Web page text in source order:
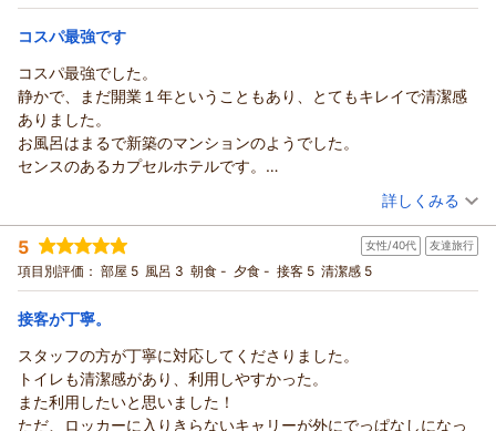
スタッフからの声かけなどを通じて、改善に努めてまいりま
す。
安心してご利用いただける環境づくりに努めてまいります。
次回のご来館を心よりお待ちしております。
カプセルホステル鈴森屋からの返信
ご利用いただきありがとうございます。
この度はご宿泊いただき、また率直なご感想をお寄せいただき
誠にありがとうございます。
価格に対して清潔さにご満足いただけたとのこと、大変嬉しく
思います。一方で、いびきやチェックアウト時の音などにより
ごゆっくりお休みいただけなかった点につきましては、申し訳
ございません。共用宿泊施設の特性上、完全に防ぐことは難し
い面もございますが、より快適にお過ごしいただけるよう環境
づくりに努めてまいります。
次回のご来館を心よりお待ちしております。
コスパ最強です
コスパ最強でした。
静かで、まだ開業１年ということもあり、とてもキレイで清潔感
ありました。
お風呂はまるで新築のマンションのようでした。
センスのあるカプセルホテルです。
（投稿日：2025/11/07）
宿泊時期： 2025年10月宿泊 (一人旅)
投稿者： HALKさん
宿泊プラン： 素泊まりプラン（大タオル付） シングル 食事なし
宿泊価格帯： 3,001～4,000円(大人一人あたり/税込)
ご宿泊いただき、そして温かいクチコミをありがとうございま
す。
清潔さや静かな環境にご満足いただけて嬉しいです。
詳しくみる
5 女性/40代 友達旅行
項目別評価： 部屋 5 風呂 3 朝食 - 夕食 - 接客 5 清潔感 5
接客が丁寧。
スタッフの方が丁寧に対応してくださりました。
トイレも清潔感があり、利用しやすかった。
また利用したいと思いました！
ただ、ロッカーに入りきらないキャリーが外にでっぱなしになっ